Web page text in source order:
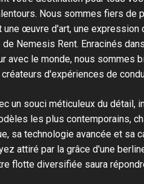
Nous sommes fiers de
œuvre d'art, une
Nemesis Rent. Enracinés
avec le monde, nous sommes
d'expériences de
un souci méticuleux du détail,
les plus contemporains,
sa technologie avancée et sa
attiré par la grâce d'une
flotte diversifiée saura